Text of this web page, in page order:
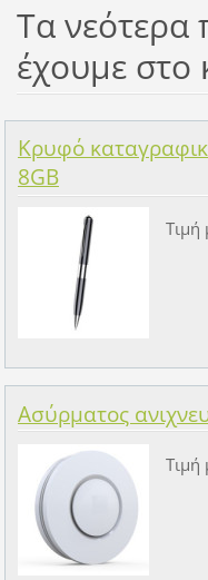
Τα νεότερα
έχουμε στο
Κρυφό
8GB
Ασύρματος